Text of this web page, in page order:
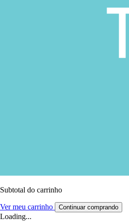
Subtotal do carrinho
Ver meu carrinho Continuar comprando
Loading...